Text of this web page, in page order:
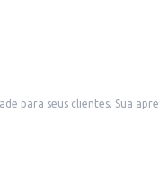
de grande volume é